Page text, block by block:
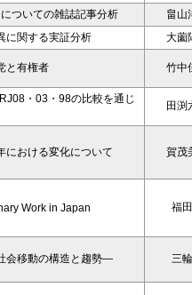
ついての雑誌記事分析
畠山
に関する実証分析
大薗
と有権者 竹中
・03・98の比較を通じ
田渕
における変化について 賀茂
Work in Japan 福
会移動の構造と趨勢― 三